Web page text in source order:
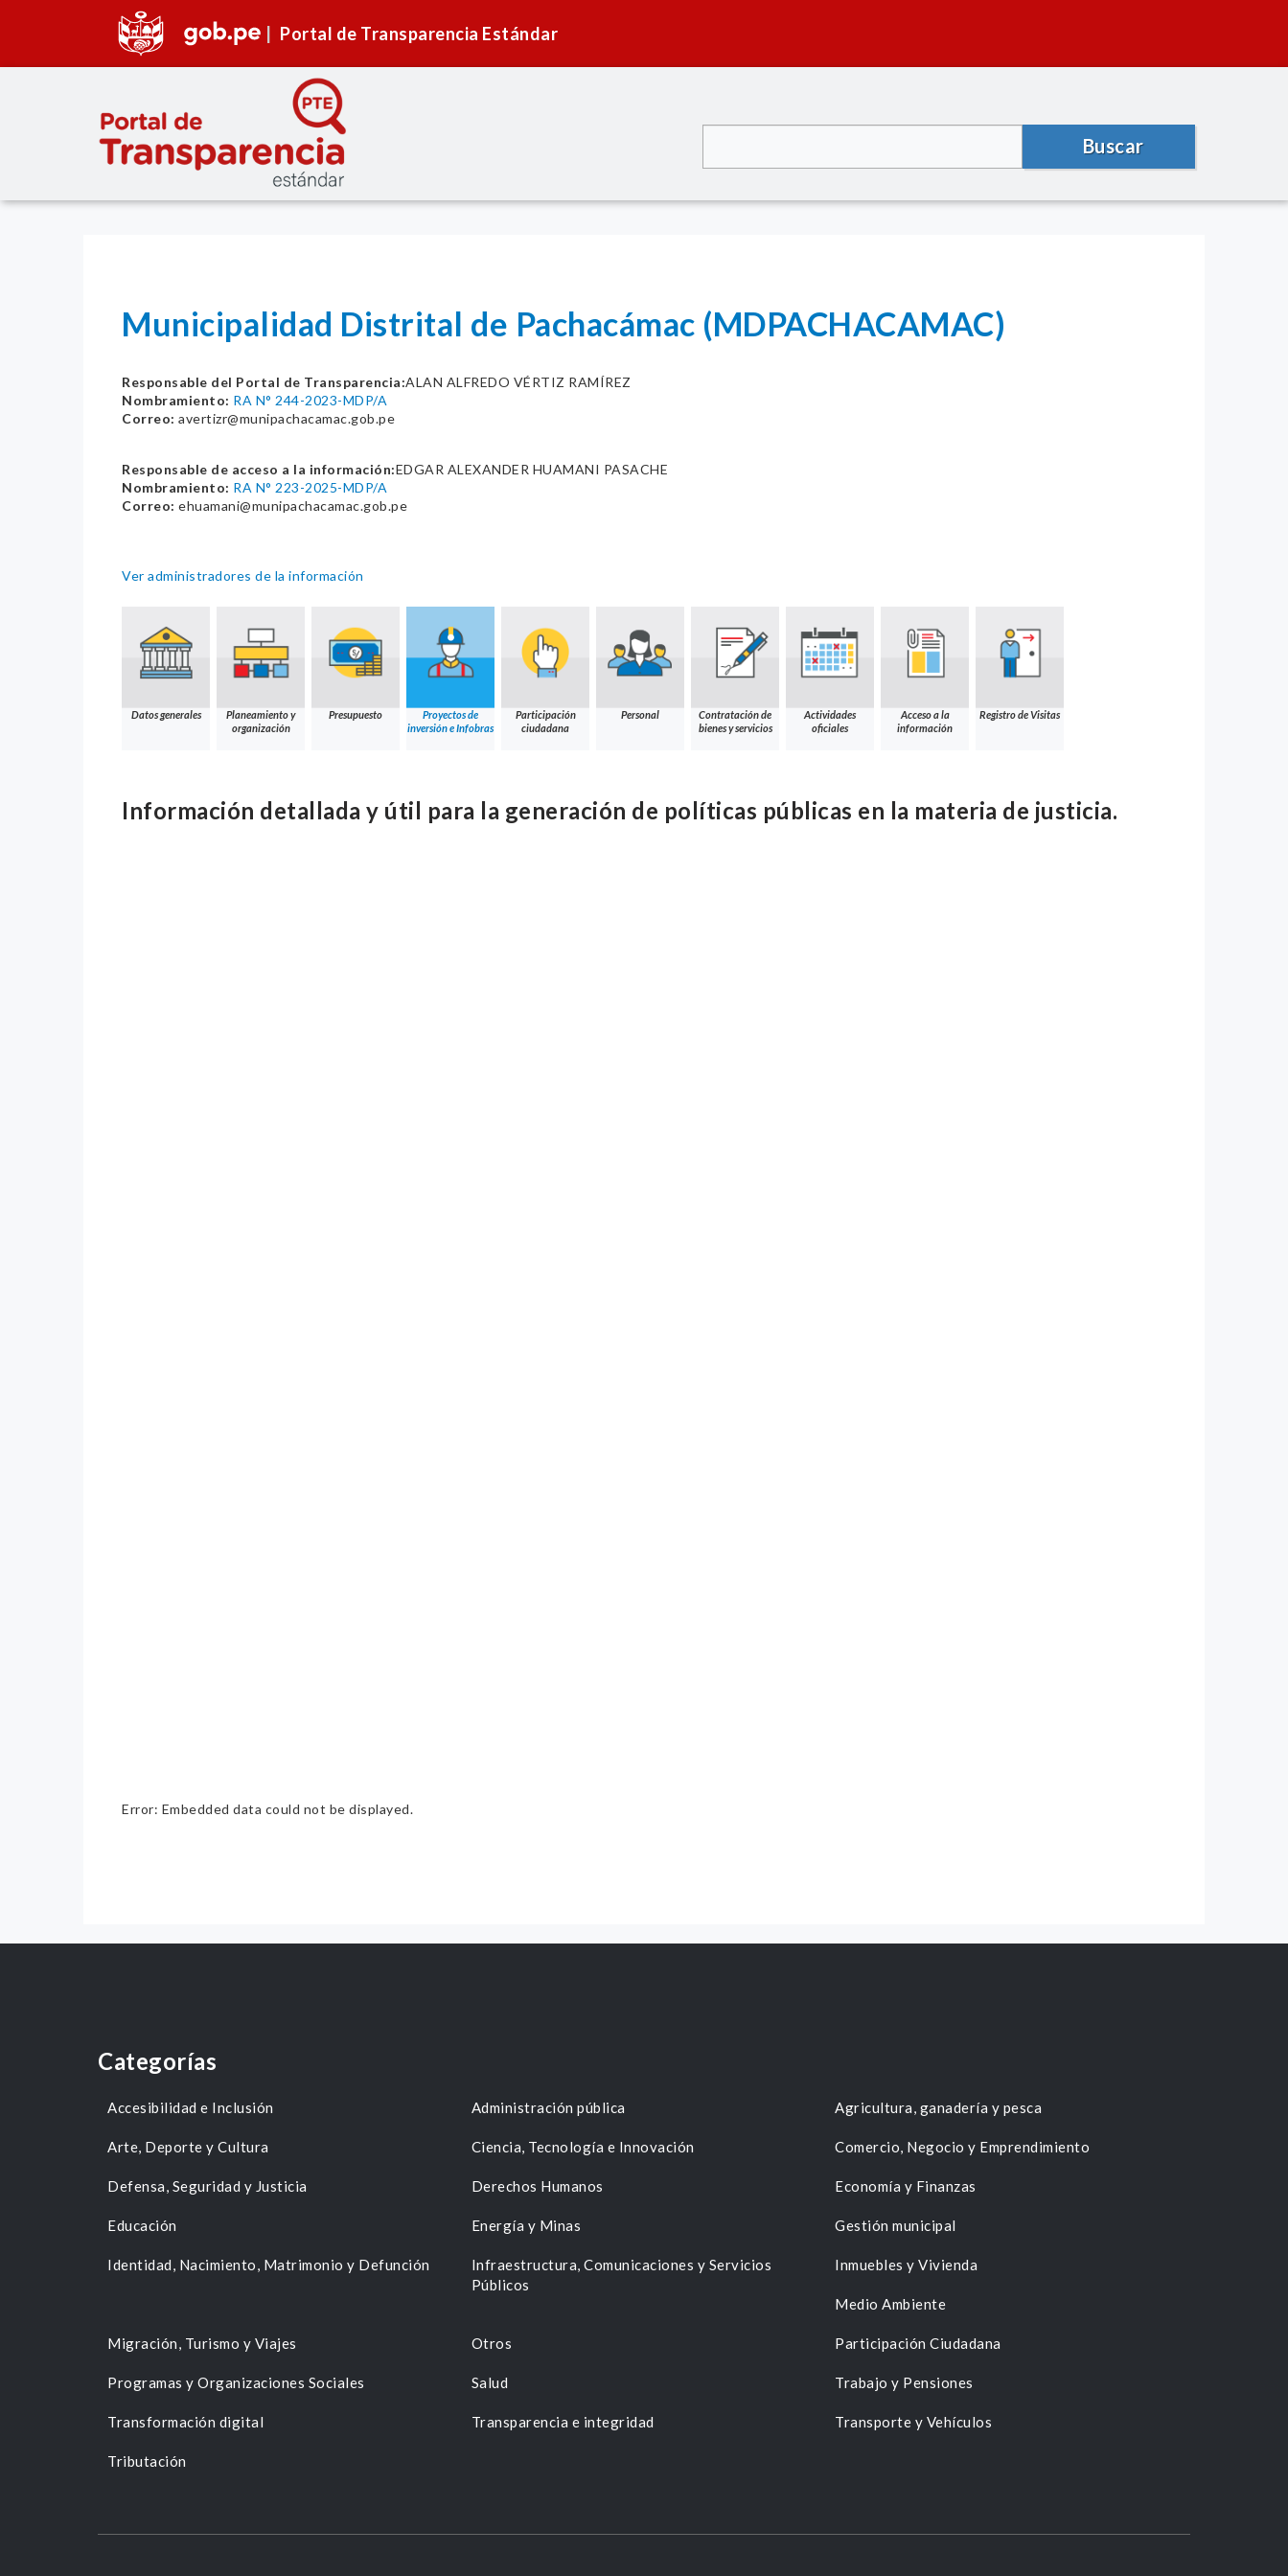
Portal de Transparencia Estándar
Buscar
Municipalidad Distrital de Pachacámac (MDPACHACAMAC)
Responsable del Portal de Transparencia:ALAN ALFREDO VÉRTIZ RAMÍREZ
Nombramiento: RA N° 244-2023-MDP/A
Correo: avertizr@munipachacamac.gob.pe
Responsable de acceso a la información:EDGAR ALEXANDER HUAMANI PASACHE
Nombramiento: RA N° 223-2025-MDP/A
Correo: ehuamani@munipachacamac.gob.pe
Ver administradores de la información
Datos generales
Planeamiento y
organización
Presupuesto
Proyectos de
inversión e Infobras
Participación
ciudadana
Personal
Contratación de
bienes y servicios
Actividades
oficiales
Acceso a la
información
Registro de Visitas
Información detallada y útil para la generación de políticas públicas en la materia de justicia.
Error: Embedded data could not be displayed.
Categorías
Accesibilidad e Inclusión Administración pública Agricultura, ganadería y pesca
Arte, Deporte y Cultura Ciencia, Tecnología e Innovación Comercio, Negocio y Emprendimiento
Defensa, Seguridad y Justicia Derechos Humanos Economía y Finanzas
Educación Energía y Minas Gestión municipal
Identidad, Nacimiento, Matrimonio y Defunción
Infraestructura, Comunicaciones y Servicios
Públicos
Inmuebles y Vivienda
Medio Ambiente
Migración, Turismo y Viajes Otros Participación Ciudadana
Programas y Organizaciones Sociales Salud Trabajo y Pensiones
Transformación digital Transparencia e integridad Transporte y Vehículos
Tributación